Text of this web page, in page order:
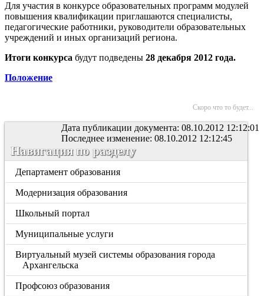
Для участия в конкурсе образовательных программ модулей
повышения квалификации приглашаются специалисты,
педагогические работники, руководители образовательных
учреждений и иных организаций региона.
Итоги конкурса будут подведены 28 декабря 2012 года.
Положение
Скоро что то будет...
Дата публикации документа: 08.10.2012 12:12:01
Последнее изменение: 08.10.2012 12:12:45
Навигация по разделу
Департамент образования
Модернизация образования
Школьный портал
Муниципальные услуги
Виртуальный музей системы образования города
Архангельска
Профсоюз образования